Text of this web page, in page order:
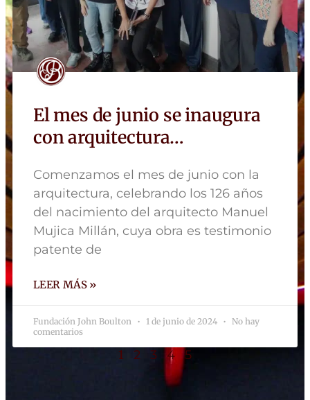
El mes de junio se inaugura
con arquitectura…
Comenzamos el mes de junio con la
arquitectura, celebrando los 126 años
del nacimiento del arquitecto Manuel
Mujica Millán, cuya obra es testimonio
patente de
LEER MÁS »
Fundación John Boulton 1 de junio de 2024
No hay
comentarios
1 2 3 4 5